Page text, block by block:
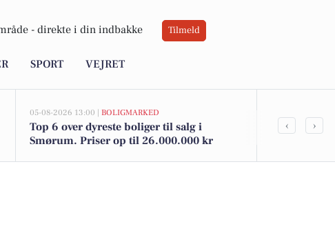
- direkte i din indbakke Tilmeld
SPORT VEJRET
05-08-2026 13:00 | BOLIGMARKED
Top 6 over dyreste boliger til salg i
Smørum. Priser op til 26.000.000 kr
Pris op til
‹ ›